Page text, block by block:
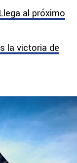
al próximo
la victoria de